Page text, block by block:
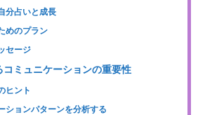
分占いと成長
めのプラン
セージ
コミュニケーションの重要性
ヒント
ションパターンを分析する